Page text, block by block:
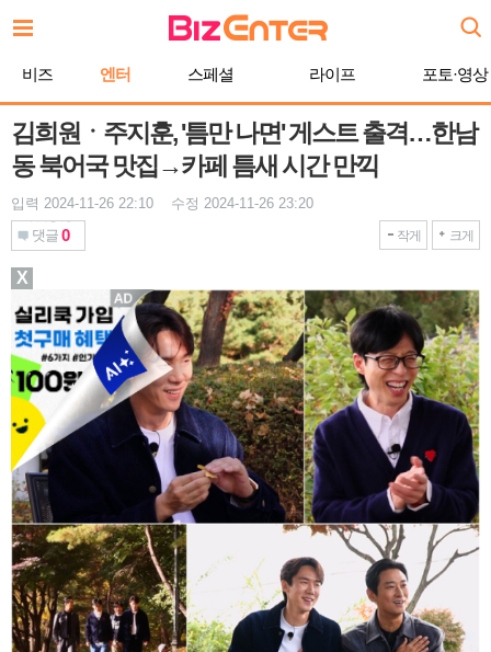
문
비즈 엔터 스페셜 라이프 포토·영상
김희원ㆍ주지훈, '틈만 나면' 게스트 출격…한남
동 북어국 맛집→카페 틈새 시간 만끽
입력 2024-11-26 22:10 수정 2024-11-26 23:20
댓글 0 작게 크게
X